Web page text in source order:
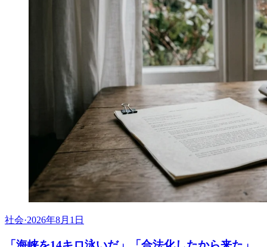
社会·2026年8月1日